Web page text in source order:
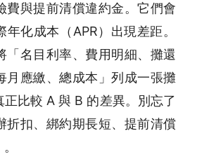
費與提前清償違約金。它們會
化成本（APR）出現差距。
「名目利率、費用明細、攤還
月應繳、總成本」列成一張攤
比較 A 與 B 的差異。別忘了
折扣、綁約期長短、提前清償